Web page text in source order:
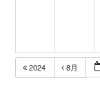
2024 8月